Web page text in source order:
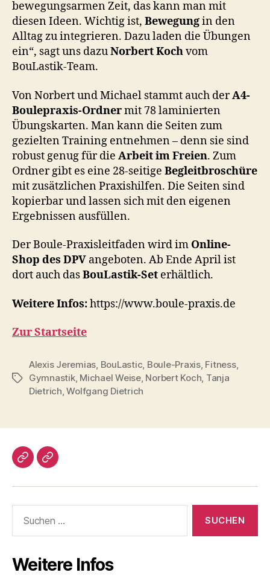
bewegungsarmen Zeit, das kann man mit
diesen Ideen. Wichtig ist, Bewegungin den
Alltag zu integrieren. Dazu laden die Übungen
ein“, sagt uns dazuNorbert Kochvom
BouLastik-Team.
Von Norbert und Michael stammt auch derA4-
Boulepraxis-Ordnermit 78 laminierten
Übungskarten. Man kann die Seiten zum
gezielten Training entnehmen – denn sie sind
robust genug für die Arbeit im Freien. Zum
Ordner gibt es eine 28-seitige Begleitbroschüre
mit zusätzlichen Praxishilfen. Die Seiten sind
kopierbar und lassen sich mit den eigenen
Ergebnissen ausfüllen.
Der Boule-Praxisleitfaden wird im Online-
Shop des DPV angeboten. Ab Ende April ist
dort auch dasBouLastik-Set erhältlich.
Weitere Infos:https://www.boule-praxis.de
Zur Startseite
Schlagwörter
Alexis Jeremias, BouLastic, Boule-Praxis, Fitness,
Gymnastik, Michael Weise, Norbert Koch, Tanja
Dietrich,Wolfgang Dietrich
Impressum/DatSchutz
Beliebte
nach:
Weitere Infos